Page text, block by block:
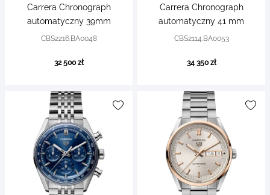
Carrera Chronograph
automatyczny 39mm
CBS2216.BA0048
32 500 zł
Carrera Chronograph
automatyczny 41 mm
CBS2114.BA0053
34 350 zł